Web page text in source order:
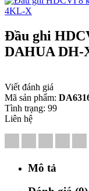
Đầu ghi
DAHUA DH-
Viết đánh giá
Mã sản phẩm:
Tình trạng: 99
Liên hệ
Mô tả